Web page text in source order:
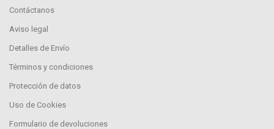
Contáctanos
Aviso legal
Detalles de Envío
Términos y condiciones
Protección de datos
Uso de Cookies
Formulario de devoluciones